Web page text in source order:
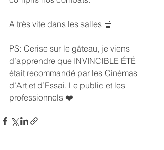
A très vite dans les salles 🍿
PS: Cerise sur le gâteau, je viens
d’apprendre que INVINCIBLE ÉTÉ
était recommandé par les Cinémas
d’Art et d’Essai. Le public et les
professionnels ❤️